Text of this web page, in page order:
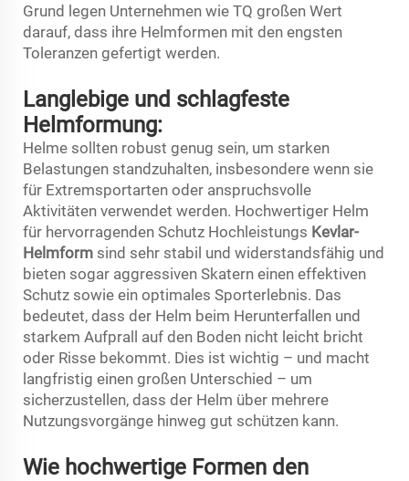
Grund legen Unternehmen wie TQ großen Wert
darauf, dass ihre Helmformen mit den engsten
Toleranzen gefertigt werden.
Langlebige und schlagfeste
Helmformung:
Helme sollten robust genug sein, um starken
Belastungen standzuhalten, insbesondere wenn sie
für Extremsportarten oder anspruchsvolle
Aktivitäten verwendet werden. Hochwertiger Helm
für hervorragenden Schutz Hochleistungs Kevlar-
Helmform sind sehr stabil und widerstandsfähig und
bieten sogar aggressiven Skatern einen effektiven
Schutz sowie ein optimales Sporterlebnis. Das
bedeutet, dass der Helm beim Herunterfallen und
starkem Aufprall auf den Boden nicht leicht bricht
oder Risse bekommt. Dies ist wichtig – und macht
langfristig einen großen Unterschied – um
sicherzustellen, dass der Helm über mehrere
Nutzungsvorgänge hinweg gut schützen kann.
Wie hochwertige Formen den